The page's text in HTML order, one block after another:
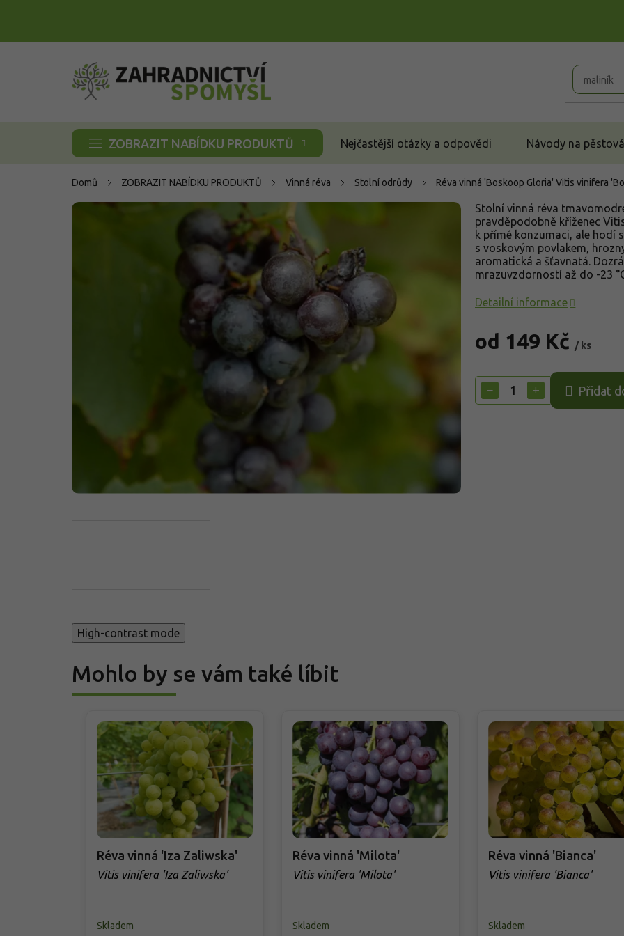
ZOBRAZIT NABÍDKU PRODUKTŮ Nejčastější otázky a odpovědi Návody na
Domů ZOBRAZIT NABÍDKU PRODUKTŮ Vinná réva Stolní odrůdy Réva vinná 'Boskoop Gloria' Vitis vinifera
od 149 Kč / ks
cena:
+
− Přidat
Stolní vinná réva
pravděpodobně kříženec
k přímé konzumaci, ale hodí
s voskovým povlakem,
aromatická a šťavnatá.
mrazuvzdorností až do -23
Detailní informace
High-contrast mode
Mohlo by se vám také líbit
Réva vinná 'Iza Zaliwska'
Vitis vinifera 'Iza Zaliwska'
Skladem
Réva vinná 'Milota'
Vitis vinifera 'Milota'
Skladem
Réva vinná 'Bianca'
Vitis vinifera 'Bianca'
Skladem